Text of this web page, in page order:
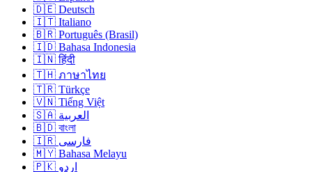
🇩🇪 Deutsch
🇮🇹 Italiano
🇧🇷 Português (Brasil)
🇮🇩 Bahasa Indonesia
🇮🇳 हिंदी
🇹🇭 ภาษาไทย
🇹🇷 Türkçe
🇻🇳 Tiếng Việt
🇸🇦 العربية
🇧🇩 বাংলা
🇮🇷 فارسی
🇲🇾 Bahasa Melayu
🇵🇰 اردو